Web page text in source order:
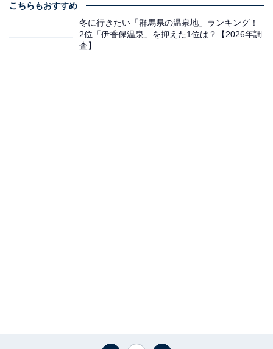
こちらもおすすめ
冬に行きたい「群馬県の温泉地」ランキング！
2位「伊香保温泉」を抑えた1位は？【2026年調
査】